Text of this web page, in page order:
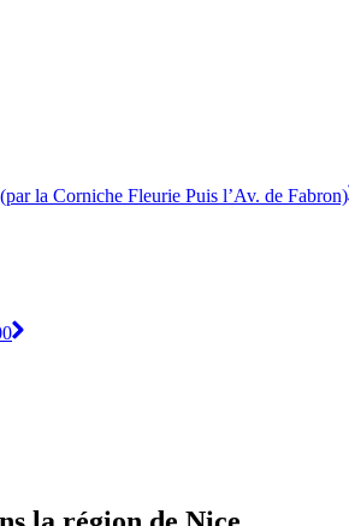
la Corniche Fleurie Puis l’Av. de Fabron)